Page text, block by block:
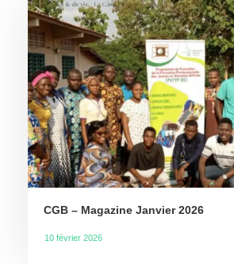
CGB – Magazine Janvier 2026
10 février 2026